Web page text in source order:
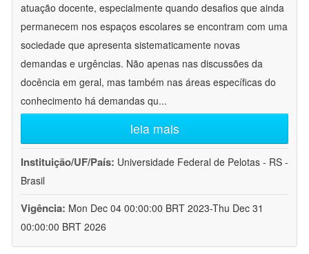
atuação docente, especialmente quando desafios que ainda
permanecem nos espaços escolares se encontram com uma
sociedade que apresenta sistematicamente novas
demandas e urgências. Não apenas nas discussões da
docência em geral, mas também nas áreas específicas do
conhecimento há demandas qu...
leia mais
Instituição/UF/País: Universidade Federal de Pelotas - RS -
Brasil
Vigência: Mon Dec 04 00:00:00 BRT 2023-Thu Dec 31
00:00:00 BRT 2026